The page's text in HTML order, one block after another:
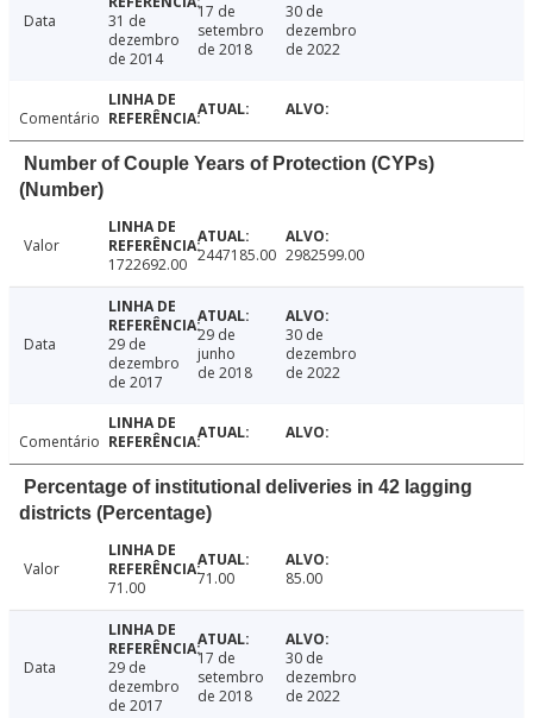
Data
31 de
dezembro
de 2014
17 de
setembro
de 2018
30 de
dezembro
de 2022
Comentário
Number of Couple Years of Protection (CYPs)
(Number)
Valor
1722692.00 2447185.00 2982599.00
Data
29 de
dezembro
de 2017
29 de
junho
de 2018
30 de
dezembro
de 2022
Comentário
Percentage of institutional deliveries in 42 lagging
districts (Percentage)
Valor
71.00
71.00 85.00
Data
29 de
dezembro
de 2017
17 de
setembro
de 2018
30 de
dezembro
de 2022